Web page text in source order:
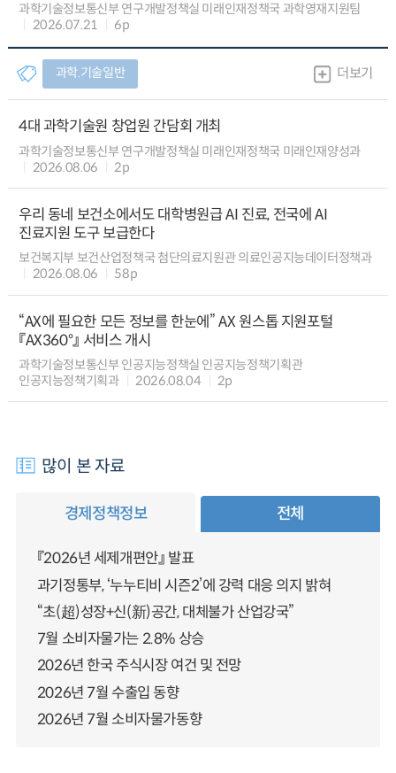
과학기술정보통신부 연구개발정책실 미래인재정책국 과학영재지원팀
2026.07.21
6p
과학.기술일반 더보기
4대 과학기술원 창업원 간담회 개최
과학기술정보통신부 연구개발정책실 미래인재정책국 미래인재양성과
2026.08.06
2p
우리 동네 보건소에서도 대학병원급 AI 진료, 전국에 AI
진료지원 도구 보급한다
보건복지부 보건산업정책국 첨단의료지원관 의료인공지능데이터정책과
2026.08.06
58p
“AX에 필요한 모든 정보를 한눈에” AX 원스톱 지원포털
『AX360°』 서비스 개시
과학기술정보통신부 인공지능정책실 인공지능정책기획관
인공지능정책기획과
2026.08.04 2p
많이 본 자료
경제정책정보 전체
『2026년 세제개편안』 발표
과기정통부, ‘누누티비 시즌2’에 강력 대응 의지 밝혀
“초(超)성장+신(新)공간, 대체불가 산업강국”
7월 소비자물가는 2.8% 상승
2026년 한국 주식시장 여건 및 전망
2026년 7월 수출입 동향
2026년 7월 소비자물가동향